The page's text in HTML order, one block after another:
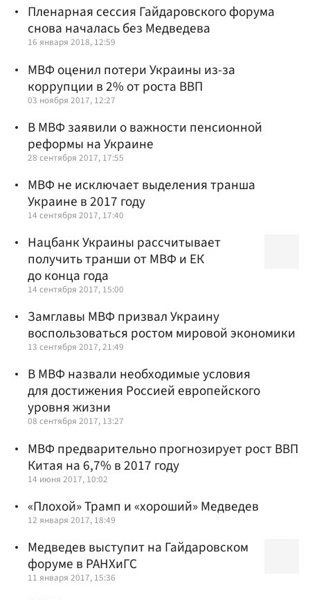
Пленарная сессия Гайдаровского форума
снова началась без Медведева
16 января 2018, 12:59
МВФ оценил потери Украины из-за
коррупции в 2% от роста ВВП
03 ноября 2017, 12:27
В МВФ заявили о важности пенсионной
реформы на Украине
28 сентября 2017, 17:55
МВФ не исключает выделения транша
Украине в 2017 году
14 сентября 2017, 17:40
Нацбанк Украины рассчитывает
получить транши от МВФ и ЕК
до конца года
14 сентября 2017, 15:00
Замглавы МВФ призвал Украину
воспользоваться ростом мировой экономики
13 сентября 2017, 21:49
В МВФ назвали необходимые условия
для достижения Россией европейского
уровня жизни
08 сентября 2017, 13:27
МВФ предварительно прогнозирует рост ВВП
Китая на 6,7% в 2017 году
14 июня 2017, 10:02
«Плохой» Трамп и «хороший» Медведев
12 января 2017, 18:49
Медведев выступит на Гайдаровском
форуме в РАНХиГС
11 января 2017, 15:36